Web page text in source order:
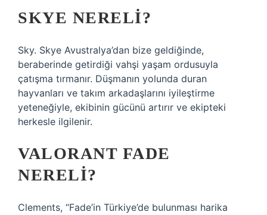
SKYE NERELI?
Sky. Skye Avustralya’dan bize geldiğinde,
beraberinde getirdiği vahşi yaşam ordusuyla
çatışma tırmanır. Düşmanın yolunda duran
hayvanları ve takım arkadaşlarını iyileştirme
yeteneğiyle, ekibinin gücünü artırır ve ekipteki
herkesle ilgilenir.
VALORANT FADE
NERELI?
Clements, “Fade’in Türkiye’de bulunması harika